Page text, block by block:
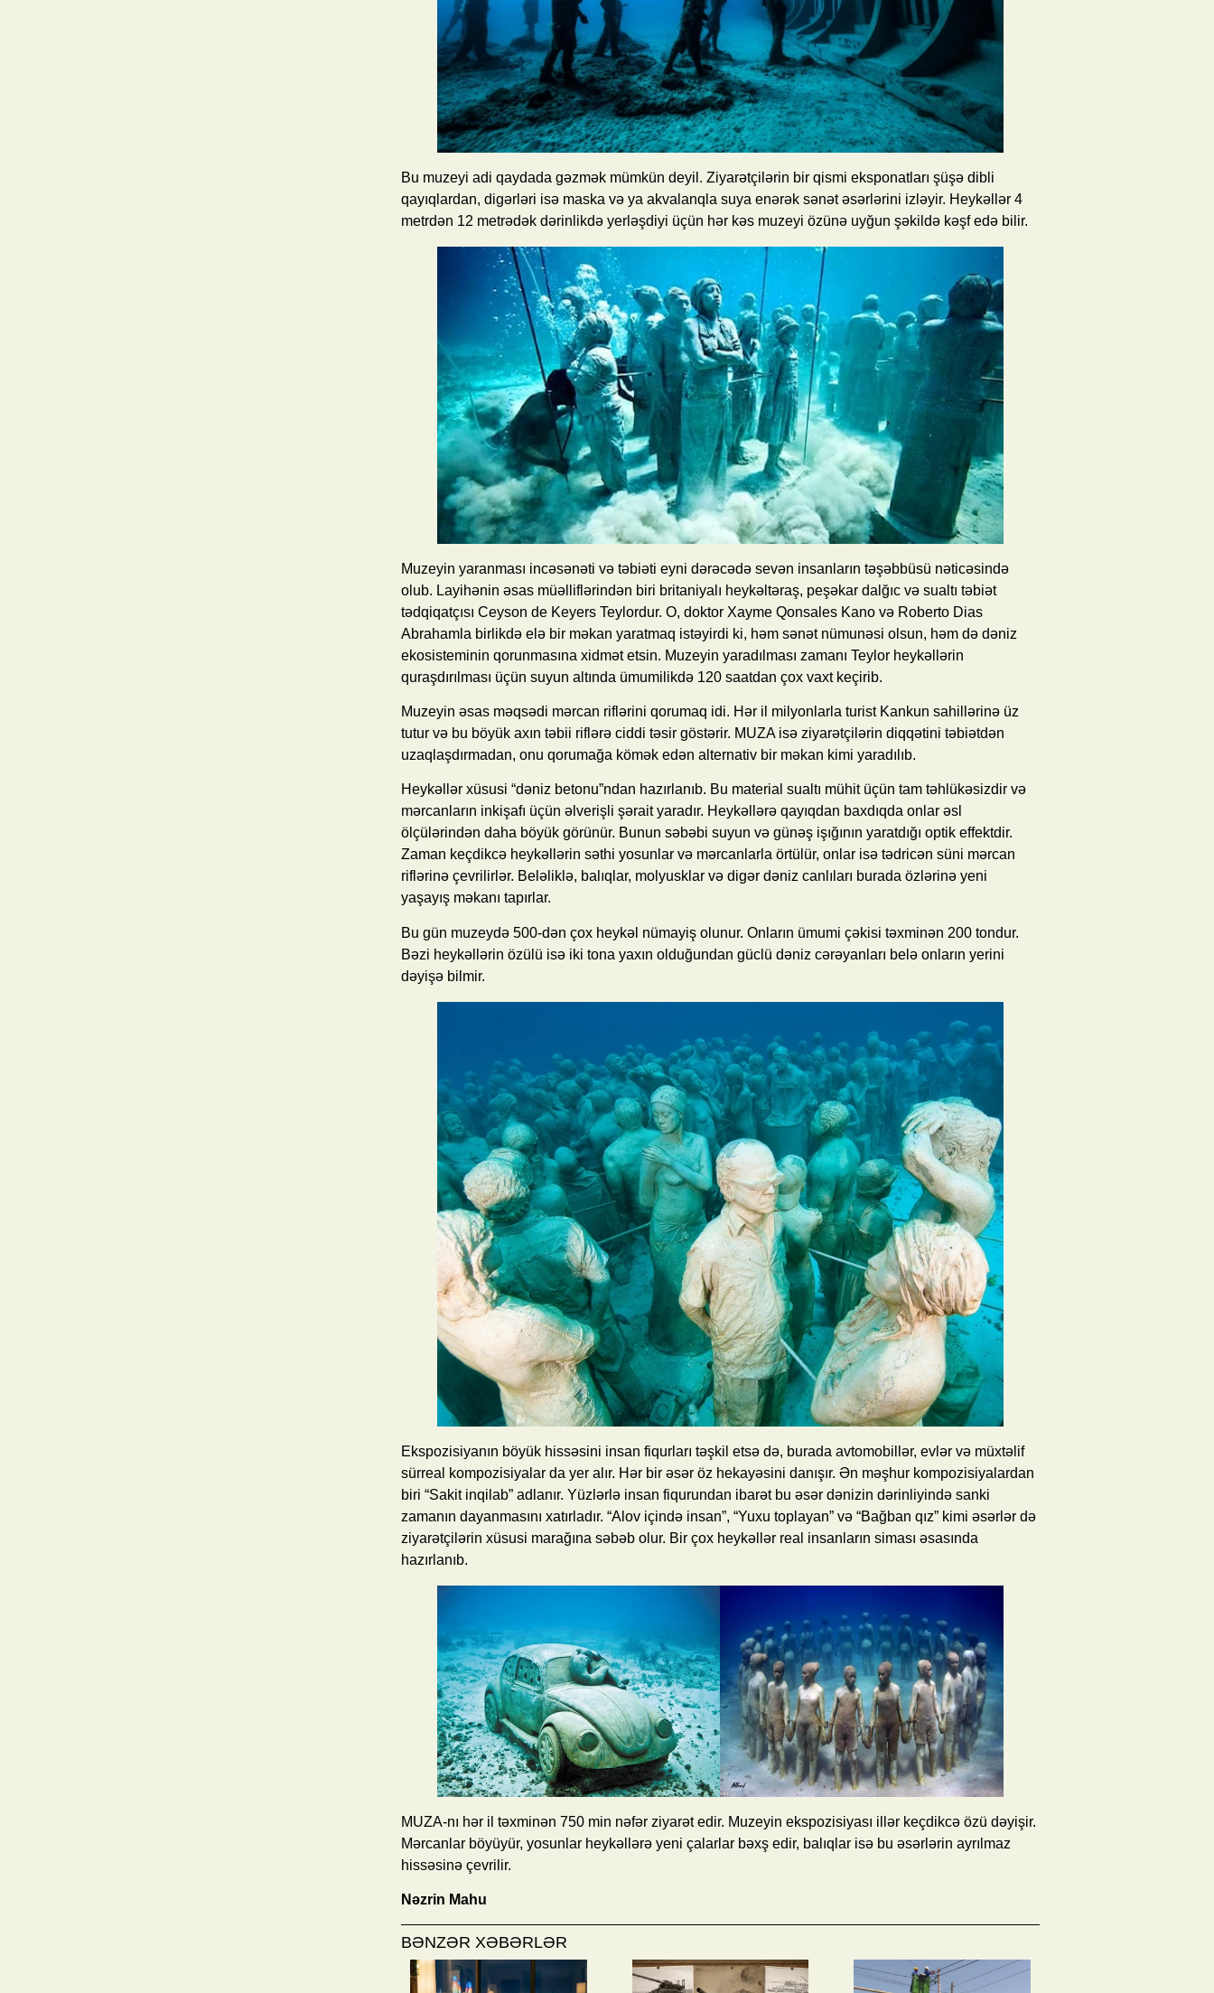
Bu muzeyi adi qaydada gəzmək mümkün deyil. Ziyarətçilərin bir qismi eksponatları şüşə dibli
qayıqlardan, digərləri isə maska və ya akvalanqla suya enərək sənət əsərlərini izləyir. Heykəllər 4
metrdən 12 metrədək dərinlikdə yerləşdiyi üçün hər kəs muzeyi özünə uyğun şəkildə kəşf edə bilir.
Muzeyin yaranması incəsənəti və təbiəti eyni dərəcədə sevən insanların təşəbbüsü nəticəsində
olub. Layihənin əsas müəlliflərindən biri britaniyalı heykəltəraş, peşəkar dalğıc və sualtı təbiət
tədqiqatçısı Ceyson de Keyers Teylordur. O, doktor Xayme Qonsales Kano və Roberto Dias
Abrahamla birlikdə elə bir məkan yaratmaq istəyirdi ki, həm sənət nümunəsi olsun, həm də dəniz
ekosisteminin qorunmasına xidmət etsin. Muzeyin yaradılması zamanı Teylor heykəllərin
quraşdırılması üçün suyun altında ümumilikdə 120 saatdan çox vaxt keçirib.
Muzeyin əsas məqsədi mərcan riflərini qorumaq idi. Hər il milyonlarla turist Kankun sahillərinə üz
tutur və bu böyük axın təbii riflərə ciddi təsir göstərir. MUZA isə ziyarətçilərin diqqətini təbiətdən
uzaqlaşdırmadan, onu qorumağa kömək edən alternativ bir məkan kimi yaradılıb.
Heykəllər xüsusi “dəniz betonu”ndan hazırlanıb. Bu material sualtı mühit üçün tam təhlükəsizdir və
mərcanların inkişafı üçün əlverişli şərait yaradır. Heykəllərə qayıqdan baxdıqda onlar əsl
ölçülərindən daha böyük görünür. Bunun səbəbi suyun və günəş işığının yaratdığı optik effektdir.
Zaman keçdikcə heykəllərin səthi yosunlar və mərcanlarla örtülür, onlar isə tədricən süni mərcan
riflərinə çevrilirlər. Beləliklə, balıqlar, molyusklar və digər dəniz canlıları burada özlərinə yeni
yaşayış məkanı tapırlar.
Bu gün muzeydə 500-dən çox heykəl nümayiş olunur. Onların ümumi çəkisi təxminən 200 tondur.
Bəzi heykəllərin özülü isə iki tona yaxın olduğundan güclü dəniz cərəyanları belə onların yerini
dəyişə bilmir.
Ekspozisiyanın böyük hissəsini insan fiqurları təşkil etsə də, burada avtomobillər, evlər və müxtəlif
sürreal kompozisiyalar da yer alır. Hər bir əsər öz hekayəsini danışır. Ən məşhur kompozisiyalardan
biri “Sakit inqilab” adlanır. Yüzlərlə insan fiqurundan ibarət bu əsər dənizin dərinliyində sanki
zamanın dayanmasını xatırladır. “Alov içində insan”, “Yuxu toplayan” və “Bağban qız” kimi əsərlər də
ziyarətçilərin xüsusi marağına səbəb olur. Bir çox heykəllər real insanların siması əsasında
hazırlanıb.
MUZA-nı hər il təxminən 750 min nəfər ziyarət edir. Muzeyin ekspozisiyası illər keçdikcə özü dəyişir.
Mərcanlar böyüyür, yosunlar heykəllərə yeni çalarlar bəxş edir, balıqlar isə bu əsərlərin ayrılmaz
hissəsinə çevrilir.
Nəzrin Mahu
BƏNZƏR XƏBƏRLƏR